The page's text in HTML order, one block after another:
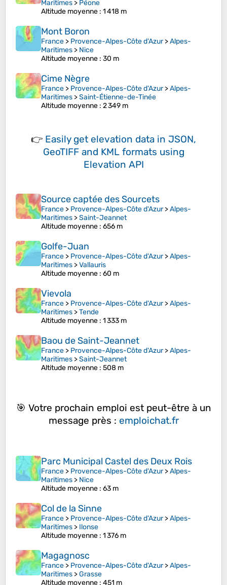
Maritimes > Péone
Altitude moyenne : 1 418 m
Mont Boron
France > Provence-Alpes-Côte d'Azur>Alpes-
Maritimes > Nice
Altitude moyenne : 30 m
Cime Nègre
France > Provence-Alpes-Côte d'Azur>Alpes-
Maritimes >Saint-Étienne-de-Tinée
Altitude moyenne : 2 349 m
👉 Easily get elevation data in JSON,
GeoTIFF and KML formats using
Elevation API
Source captée des Sourcets
France > Provence-Alpes-Côte d'Azur>Alpes-
Maritimes >Saint-Jeannet
Altitude moyenne : 656 m
Golfe-Juan
France > Provence-Alpes-Côte d'Azur>Alpes-
Maritimes >Vallauris
Altitude moyenne : 60 m
Vievola
France > Provence-Alpes-Côte d'Azur>Alpes-
Maritimes >Tende
Altitude moyenne : 1 333 m
Baou de Saint-Jeannet
France > Provence-Alpes-Côte d'Azur>Alpes-
Maritimes >Saint-Jeannet
Altitude moyenne : 508 m
🎯 Votre prochain emploi est peut-être à un
message près : emploichat.fr
Parc Municipal Castel des Deux Rois
France > Provence-Alpes-Côte d'Azur>Alpes-
Maritimes > Nice
Altitude moyenne : 63 m
Col de la Sinne
France > Provence-Alpes-Côte d'Azur>Alpes-
Maritimes > Ilonse
Altitude moyenne : 1 376 m
Magagnosc
France > Provence-Alpes-Côte d'Azur>Alpes-
Maritimes >Grasse
Altitude moyenne : 451 m